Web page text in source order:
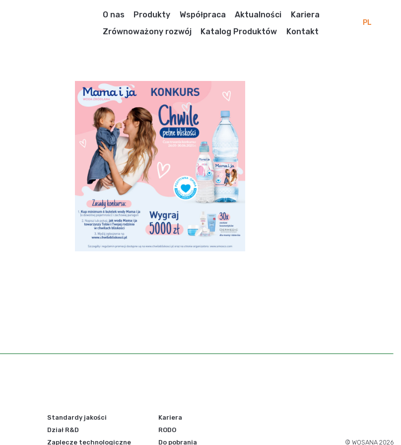
O nas Produkty Współpraca Aktualności
Kariera
Zrównoważony rozwój
Katalog Produktów Kontakt
PL
Standardy jakości
Dział R&D
Zaplecze technologiczne
Kariera
RODO
Do pobrania
© WOSANA 2026